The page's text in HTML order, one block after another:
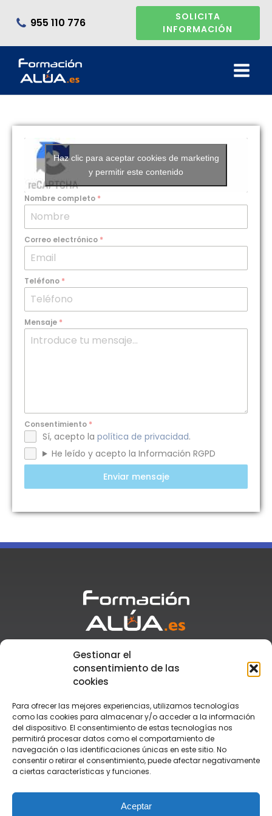
Gestionar el
consentimiento de las
cookies
Para ofrecer las mejores experiencias, utilizamos tecnologías
como las cookies para almacenar y/o acceder a la información
del dispositivo. El consentimiento de estas tecnologías nos
permitirá procesar datos como el comportamiento de
navegación o las identificaciones únicas en este sitio. No
consentir o retirar el consentimiento, puede afectar negativamente
a ciertas características y funciones.
Aceptar
955 110 776
SOLICITA
INFORMACIÓN
Haz clic para aceptar cookies de marketing
y permitir este contenido
Nombre completo *
Correo electrónico *
Teléfono *
Mensaje *
Consentimiento *
Sí, acepto la política de privacidad.
He leído y acepto la Información RGPD
Enviar mensaje
+34 955 110 776Atención al cliente
+34 673 917 881
Secretaría
TEGU
TSAF
TSEAS
Monitor de Tiempo Libre
Monitor de Rafting
Grupo Alúa